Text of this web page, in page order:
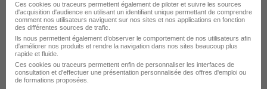
Voir l’offre
il y a 3 jours
Ces cookies ou traceurs permettent également de piloter et suivre les sources
d'acquisition d'audience en utilisant un identifiant unique permettant de comprendre
comment nos utilisateurs naviguent sur nos sites et nos applications en fonction
des différentes sources de trafic.
Ils nous permettent également d’observer le comportement de nos utilisateurs afin
d'améliorer nos produits et rendre la navigation dans nos sites beaucoup plus
rapide et fluide.
Ces cookies ou traceurs permettent enfin de personnaliser les interfaces de
consultation et d'effectuer une présentation personnalisée des offres d'emploi ou
de formations proposées.